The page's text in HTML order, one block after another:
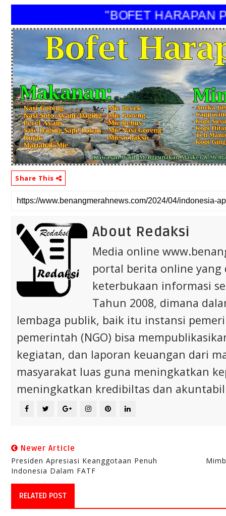
"BOFET HARAPAN
Share This
About Redaksi
Media online
portal berita online
keterbukaan informasi
Tahun 2008, dimana
lembaga publik, baik itu instansi
pemerintah (NGO) bisa
kegiatan, dan laporan keuangan dari
masyarakat luas guna meningkatkan
meningkatkan kredibiltas dan
Newer Article
Presiden Apresiasi Keanggotaan Penuh
Indonesia Dalam FATF
RELATED POST